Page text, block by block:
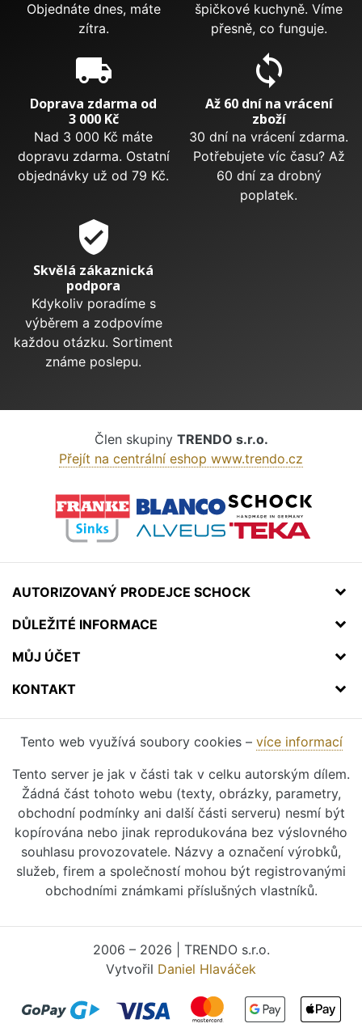
Objednáte dnes, máte
zítra.
špičkové kuchyně. Víme
přesně, co funguje.
local_shipping
Doprava zdarma od
3 000 Kč
Nad 3 000 Kč máte
dopravu zdarma. Ostatní
objednávky už od 79 Kč.
sync
Až 60 dní na vrácení
zboží
30 dní na vrácení zdarma.
Potřebujete víc času? Až
60 dní za drobný
poplatek.
verified_user
Skvělá zákaznická
podpora
Kdykoliv poradíme s
výběrem a zodpovíme
každou otázku. Sortiment
známe poslepu.
Člen skupiny TRENDO s.r.o.
Přejít na centrální eshop www.trendo.cz
AUTORIZOVANÝ PRODEJCE SCHOCK
DŮLEŽITÉ INFORMACE
MŮJ ÚČET
KONTAKT
Tento web využívá soubory cookies – více informací
Tento server je jak v části tak v celku autorským dílem.
Žádná část tohoto webu (texty, obrázky, parametry,
obchodní podmínky ani další části serveru) nesmí být
kopírována nebo jinak reprodukována bez výslovného
souhlasu provozovatele. Názvy a označení výrobků,
služeb, firem a společností mohou být registrovanými
obchodními známkami příslušných vlastníků.
2006 – 2026 | TRENDO s.r.o.
Vytvořil Daniel Hlaváček